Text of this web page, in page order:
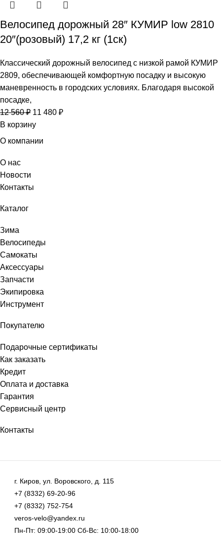
Велосипед дорожный 28″ КУМИР low 2810
20″(розовый) 17,2 кг (1ск)
Классический дорожный велосипед с низкой рамой КУМИР
2809, обеспечивающей комфортную посадку и высокую
маневренность в городских условиях. Благодаря высокой
посадке,
12 560₽ 11 480 ₽
В корзину
О компании
О нас
Новости
Контакты
Каталог
Зима
Велосипеды
Самокаты
Аксессуары
Запчасти
Экипировка
Инструмент
Покупателю
Подарочные сертификаты
Как заказать
Кредит
Оплата и доставка
Гарантия
Сервисный центр
Контакты
г. Киров, ул. Воровского, д. 115
+7 (8332) 69-20-96
+7 (8332) 752-754
veros-velo@yandex.ru
Пн-Пт: 09:00-19:00 Сб-Вс: 10:00-18:00